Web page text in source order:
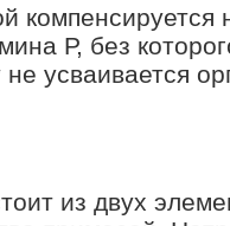
компенсируется
Р, без
не усваивается
из двух